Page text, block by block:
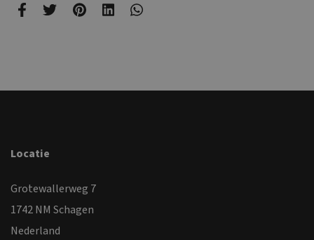
Locatie
Grotewallerweg 7
1742 NM Schagen
Nederland